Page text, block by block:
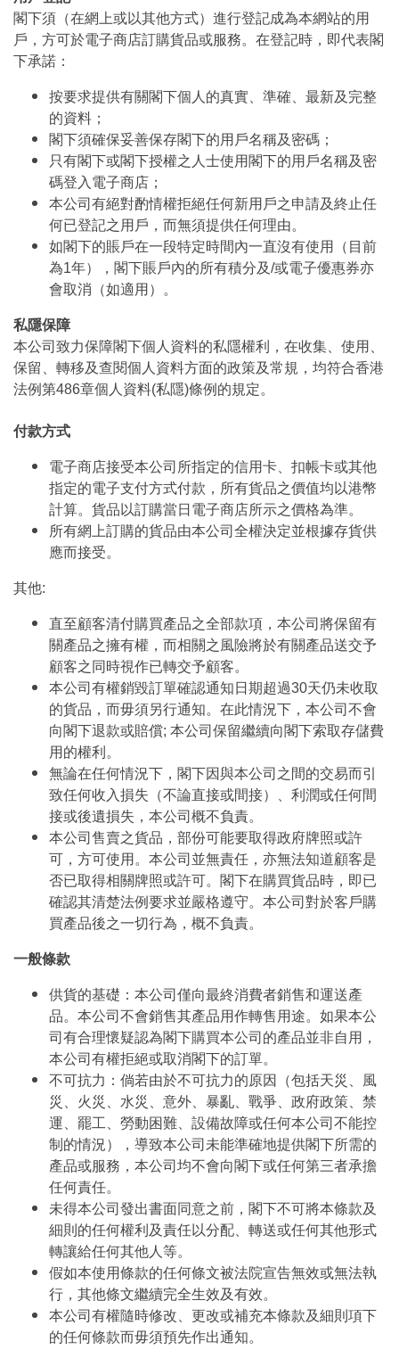
閣下須（在網上或以其他方式）進行登記成為本網站的用
戶，方可於電子商店訂購貨品或服務。在登記時，即代表閣
下承諾：
按要求提供有關閣下個人的真實、準確、最新及完整
的資料；
閣下須確保妥善保存閣下的用戶名稱及密碼；
只有閣下或閣下授權之人士使用閣下的用戶名稱及密
碼登入電子商店；
本公司有絕對酌情權拒絕任何新用戶之申請及終止任
何已登記之用戶，而無須提供任何理由。
如閣下的賬戶在一段特定時間內一直沒有使用（目前
為1年），閣下賬戶內的所有積分及/或電子優惠券亦
會取消（如適用）。
私隱保障
本公司致力保障閣下個人資料的私隱權利，在收集、使用、
保留、轉移及查閱個人資料方面的政策及常規，均符合香港
法例第486章個人資料(私隱)條例的規定。
付款方式
電子商店接受本公司所指定的信用卡、扣帳卡或其他
指定的電子支付方式付款，所有貨品之價值均以港幣
計算。貨品以訂購當日電子商店所示之價格為準。
所有網上訂購的貨品由本公司全權決定並根據存貨供
應而接受。
其他:
直至顧客清付購買產品之全部款項，本公司將保留有
關產品之擁有權，而相關之風險將於有關產品送交予
顧客之同時視作已轉交予顧客。
本公司有權銷毀訂單確認通知日期超過30天仍未收取
的貨品，而毋須另行通知。在此情況下，本公司不會
向閣下退款或賠償; 本公司保留繼續向閣下索取存儲費
用的權利。
無論在任何情況下，閣下因與本公司之間的交易而引
致任何收入損失（不論直接或間接）、利潤或任何間
接或後遺損失，本公司概不負責。
本公司售賣之貨品，部份可能要取得政府牌照或許
可，方可使用。本公司並無責任，亦無法知道顧客是
否已取得相關牌照或許可。閣下在購買貨品時，即已
確認其清楚法例要求並嚴格遵守。本公司對於客戶購
買產品後之一切行為，概不負責。
一般條款
供貨的基礎：本公司僅向最終消費者銷售和運送產
品。本公司不會銷售其產品用作轉售用途。如果本公
司有合理懷疑認為閣下購買本公司的產品並非自用，
本公司有權拒絕或取消閣下的訂單。
不可抗力：倘若由於不可抗力的原因（包括天災、風
災、火災、水災、意外、暴亂、戰爭、政府政策、禁
運、罷工、勞動困難、設備故障或任何本公司不能控
制的情況），導致本公司未能準確地提供閣下所需的
產品或服務，本公司均不會向閣下或任何第三者承擔
任何責任。
未得本公司發出書面同意之前，閣下不可將本條款及
細則的任何權利及責任以分配、轉送或任何其他形式
轉讓給任何其他人等。
假如本使用條款的任何條文被法院宣告無效或無法執
行，其他條文繼續完全生效及有效。
本公司有權隨時修改、更改或補充本條款及細則項下
的任何條款而毋須預先作出通知。